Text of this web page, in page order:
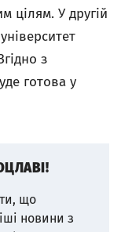
цілям. У другій
з
готова у
що
новини з